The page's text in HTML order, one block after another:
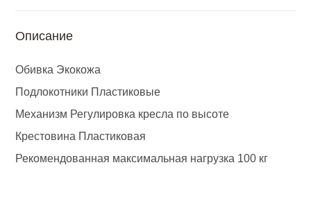
Описание
Обивка Экокожа
Подлокотники Пластиковые
Механизм Регулировка кресла по высоте
Крестовина Пластиковая
Рекомендованная максимальная нагрузка 100 кг